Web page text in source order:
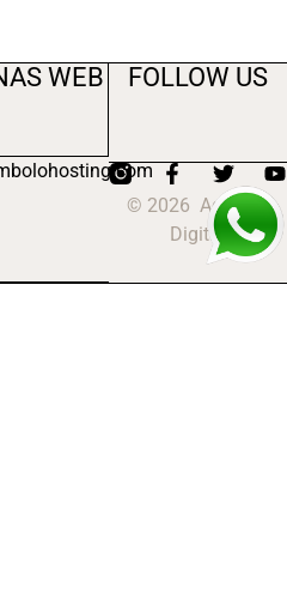
WEB FOLLOW US
© 2026 Agencia
Digital